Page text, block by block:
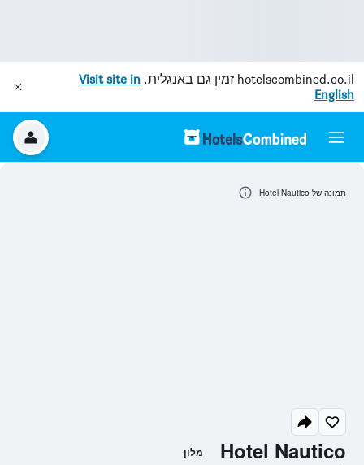
hotelscombined.co.il זמין גם באנגלית. Visit site in
English
Hotel Nautico מלון
תמונה של Hotel Nautico